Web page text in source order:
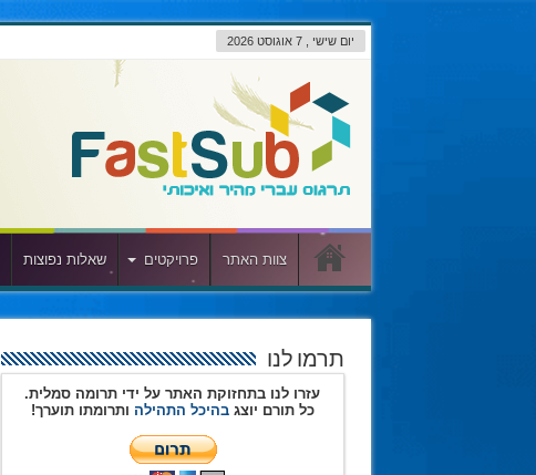
יום שישי , 7 אוגוסט 2026
צוות האתר פרויקטים שאלות נפוצות
תרמו לנו
עזרו לנו בתחזוקת האתר על ידי תרומה סמלית.
כל תורם יוצגבהיכל התהילה ותרומתו תוערך!